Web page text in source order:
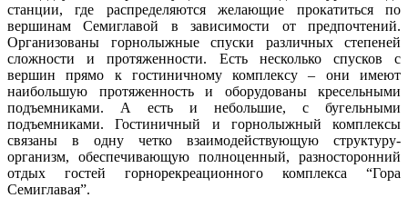
станции, где распределяются желающие прокатиться по
вершинам Семиглавой в зависимости от предпочтений.
Организованы горнолыжные спуски различных степеней
сложности и протяженности. Есть несколько спусков с
вершин прямо к гостиничному комплексу – они имеют
наибольшую протяженность и оборудованы кресельными
подъемниками. А есть и небольшие, с бугельными
подъемниками. Гостиничный и горнолыжный комплексы
связаны в одну четко взаимодействующую структуру­
организм, обеспечивающую полноценный, разносторонний
отдых гостей горно­рекреационного комплекса “Гора
Семиглавая”.